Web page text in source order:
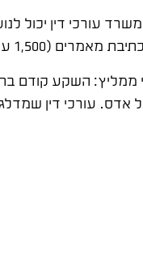
3,000 שח לחודש לפתרון בסיסי ועד 20,000 שח ויותר לתוכנית
ניהול גוגל אדס (1,500 עד 4,000 שח שכר ניהול), ו
אדס. עורכי דין